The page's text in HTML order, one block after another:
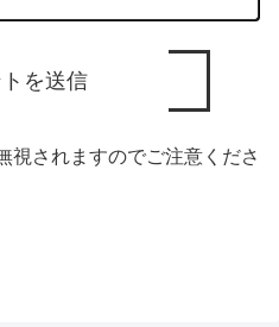
視されますのでご注意くださ